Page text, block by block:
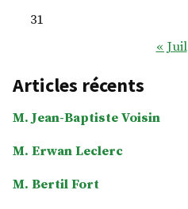
31
« Juil
Articles récents
M. Jean-Baptiste Voisin
M. Erwan Leclerc
M. Bertil Fort